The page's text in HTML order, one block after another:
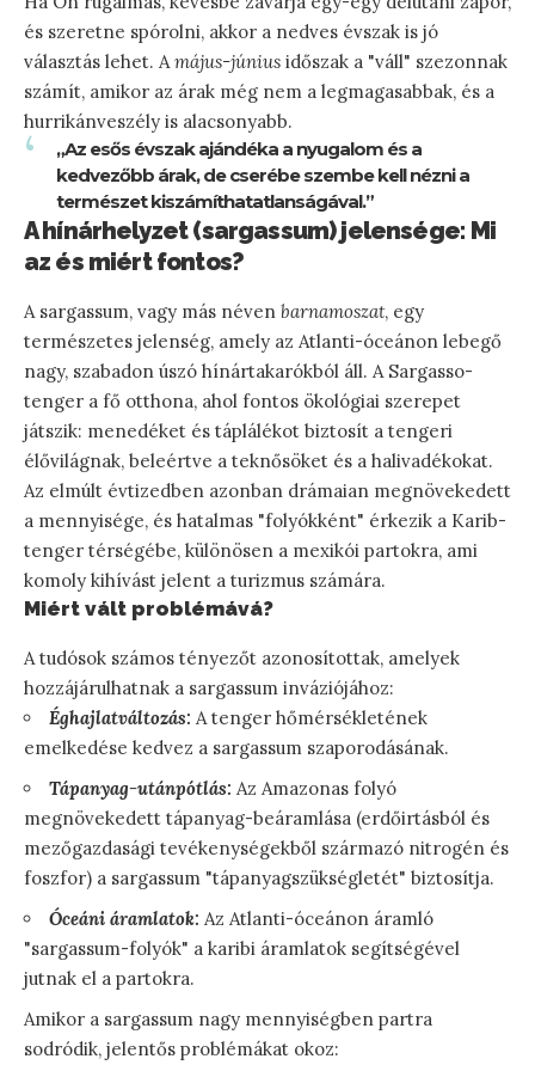
és szeretne spórolni, akkor a nedves évszak is jó
választás lehet. Amájus-június időszak a "váll" szezonnak
számít, amikor az árak még nem a legmagasabbak, és a
hurrikánveszély is alacsonyabb.
„Az esős évszak ajándéka a nyugalom és a
kedvezőbb árak, de cserébe szembe kell nézni a
természet kiszámíthatatlanságával.”
A hínárhelyzet (sargassum) jelensége: Mi
az és miért fontos?
A sargassum, vagy más néven barnamoszat, egy
természetes jelenség, amely az Atlanti-óceánon lebegő
nagy, szabadon úszó hínártakarókból áll. A Sargasso-
tenger a fő otthona, ahol fontos ökológiai szerepet
játszik: menedéket és táplálékot biztosít a tengeri
élővilágnak, beleértve a teknősöket és a halivadékokat.
Az elmúlt évtizedben azonban drámaian megnövekedett
a mennyisége, és hatalmas "folyókként" érkezik a Karib-
tenger térségébe, különösen a mexikói partokra, ami
komoly kihívást jelent a turizmus számára.
Miért vált problémává?
A tudósok számos tényezőt azonosítottak, amelyek
hozzájárulhatnak a sargassum inváziójához:
Éghajlatváltozás: A tenger hőmérsékletének
emelkedése kedvez a sargassum szaporodásának.
Tápanyag-utánpótlás: Az Amazonas folyó
megnövekedett tápanyag-beáramlása (erdőirtásból és
mezőgazdasági tevékenységekből származó nitrogén és
foszfor) a sargassum "tápanyagszükségletét" biztosítja.
Óceáni áramlatok: Az Atlanti-óceánon áramló
"sargassum-folyók" a karibi áramlatok segítségével
jutnak el a partokra.
Amikor a sargassum nagy mennyiségben partra
sodródik, jelentős problémákat okoz: